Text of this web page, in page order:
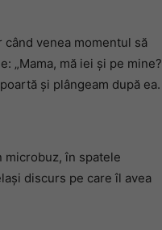
venea momentul să
„Mama, mă iei și pe mine?
și plângeam după ea.
microbuz, în spatele
discurs pe care îl avea